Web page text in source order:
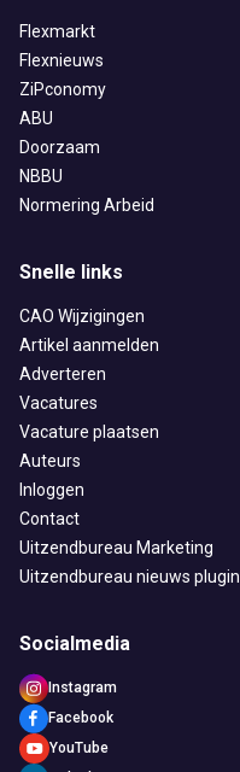
Flexmarkt
Flexnieuws
ZiPconomy
ABU
Doorzaam
NBBU
Normering Arbeid
Snelle links
CAO Wijzigingen
Artikel aanmelden
Adverteren
Vacatures
Vacature plaatsen
Auteurs
Inloggen
Contact
Uitzendbureau Marketing
Uitzendbureau nieuws plugin
Socialmedia
Instagram
Facebook
YouTube